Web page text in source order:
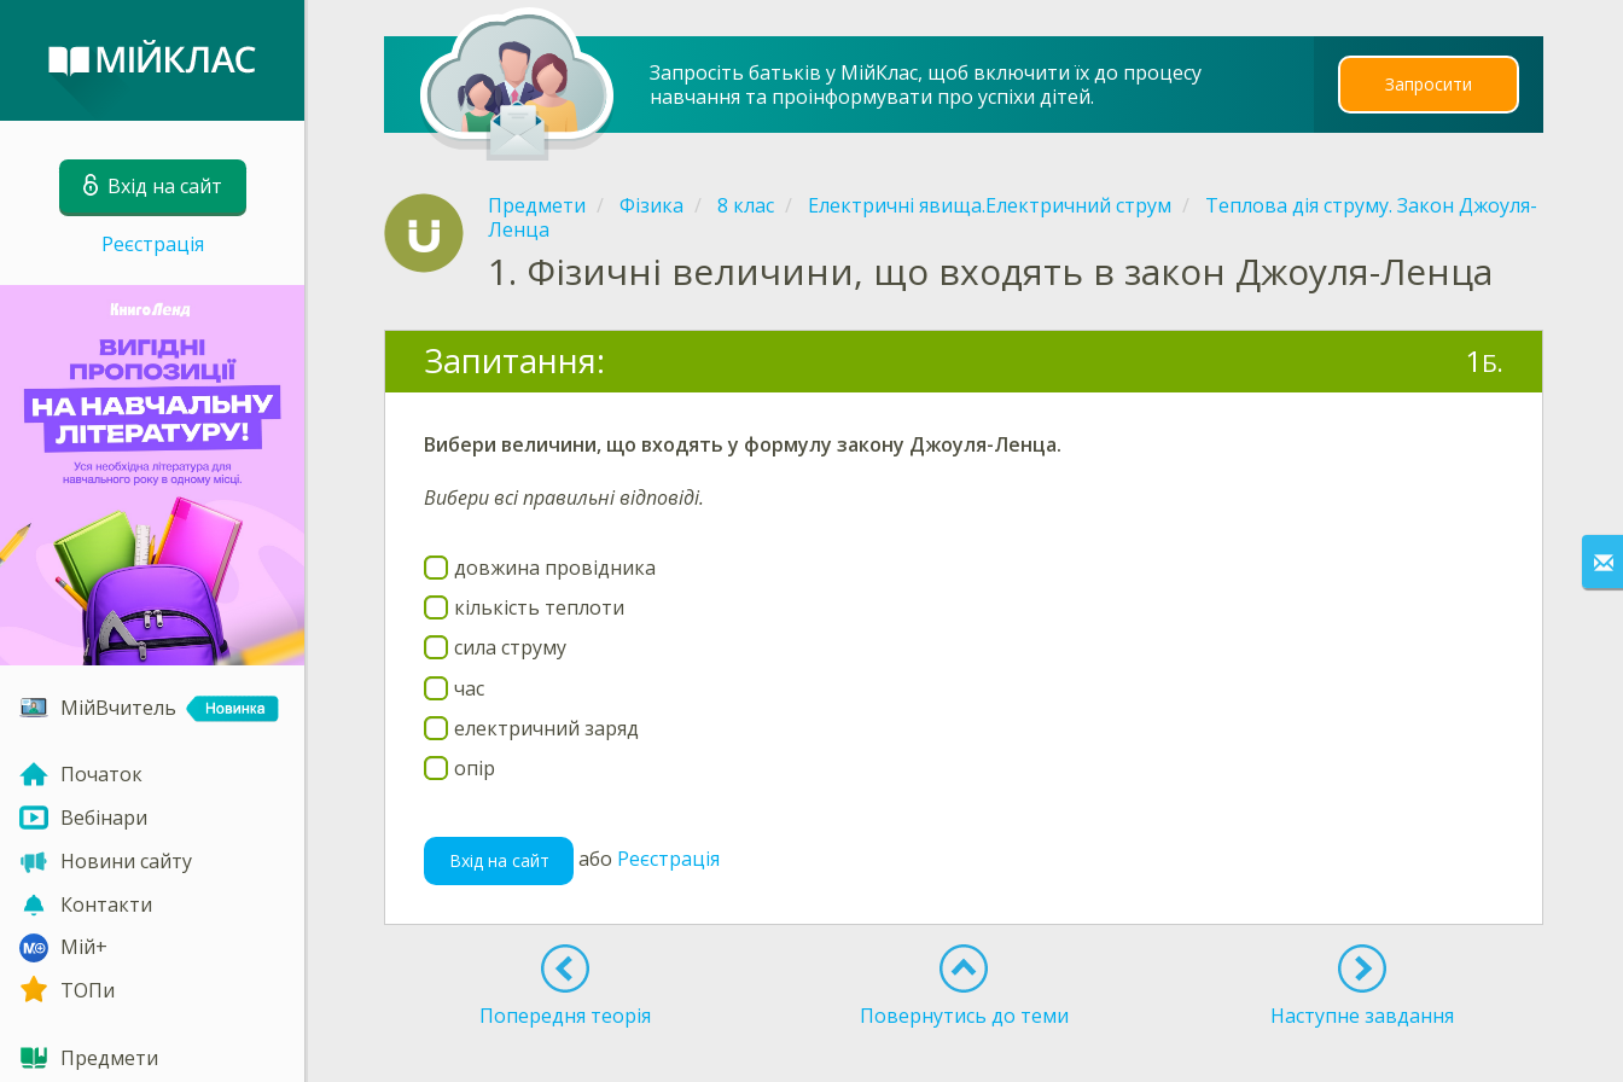
Вхід на сайт
Реєстрація
МійВчитель
Початок
Вебінари
Новини сайту
Контакти
Мій+
ТОПи
Предмети
Запросіть батьків у МійКлас, щоб включити їх до процесу
навчання та проінформувати про успіхи дітей.
Запросити
Предмети Фізика 8 клас Електричні явища.Електричний струм
Теплова дія струму. Закон Джоуля-
Ленца
1. Фізичні величини, що входять в закон Джоуля-Ленца
Запитання: 1 Б.
Вибери величини, що входять у формулу закону Джоуля-Ленца.
Вибери всі правильні відповіді.
довжина провідника
кількість теплоти
сила струму
час
електричний заряд
опір
Вхід на сайт або Реєстрація
Попередня теорія Повернутись до теми Наступне завдання